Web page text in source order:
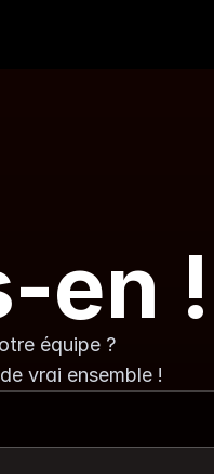
en !
équipe ?
vrai ensemble !